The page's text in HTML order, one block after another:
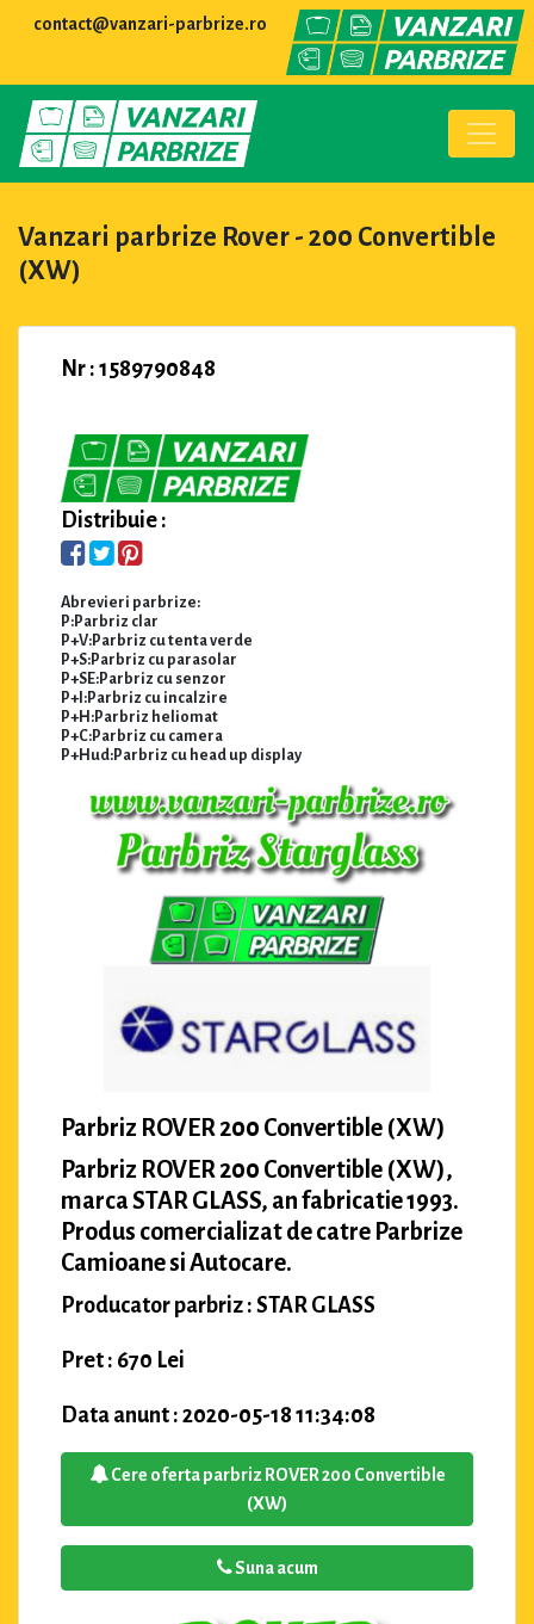
contact@vanzari-parbrize.ro
Vanzari parbrize Rover - 200 Convertible
(XW)
Nr : 1589790848
Distribuie :
Abrevieri parbrize:
P:Parbriz clar
P+V:Parbriz cu tenta verde
P+S:Parbriz cu parasolar
P+SE:Parbriz cu senzor
P+I:Parbriz cu incalzire
P+H:Parbriz heliomat
P+C:Parbriz cu camera
P+Hud:Parbriz cu head up display
Parbriz ROVER 200 Convertible (XW)
Parbriz ROVER 200 Convertible (XW),
marca STAR GLASS, an fabricatie 1993.
Produs comercializat de catre Parbrize
Camioane si Autocare.
Producator parbriz : STAR GLASS
Pret : 670 Lei
Data anunt : 2020-05-18 11:34:08
Cere oferta parbriz ROVER 200 Convertible
(XW)
Suna acum